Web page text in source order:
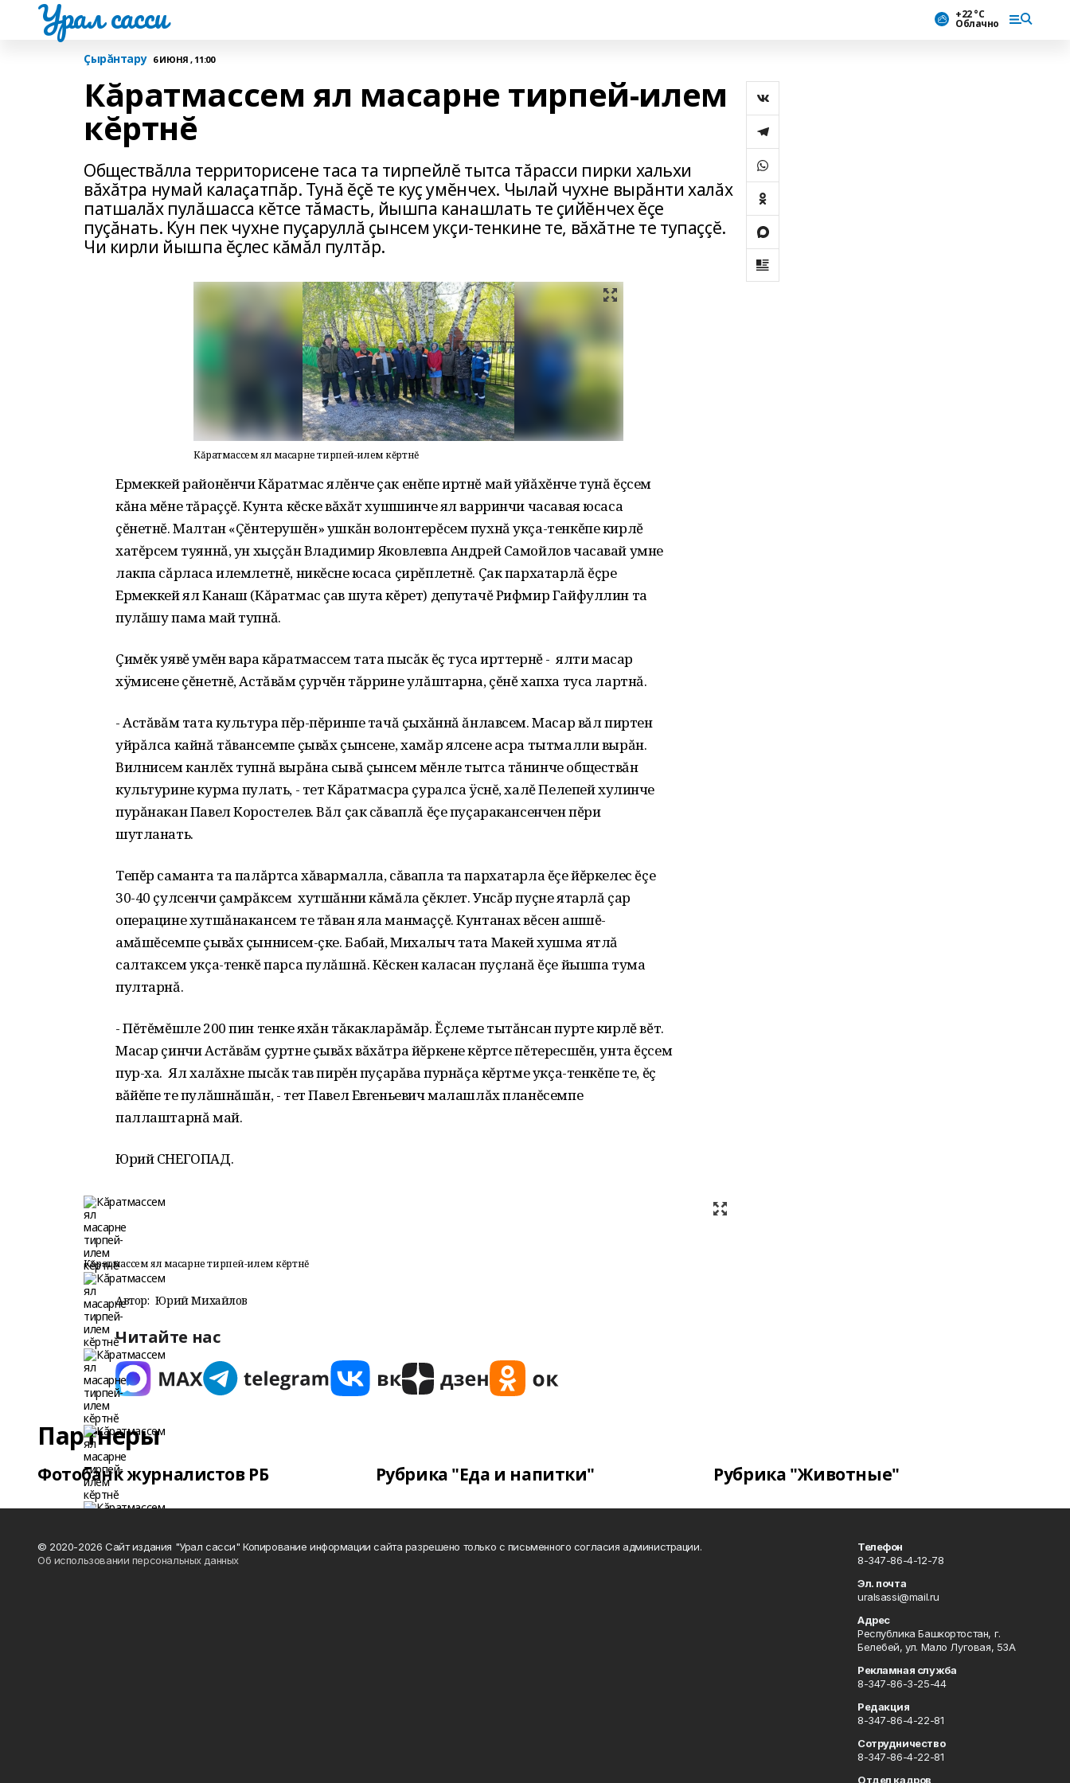
Урал сасси +22 °С
Облачно
Çырăнтару 6 ИЮНЯ , 11:00
Кăратмассем ял масарне тирпей-илем
кĕртнĕ
Обществăлла территорисене таса та тирпейлĕ тытса тăрасси пирки хальхи
вăхăтра нумай калаçатпăр. Тунă ĕçĕ те куç умĕнчех. Чылай чухне вырăнти халăх
патшалăх пулăшасса кĕтсе тăмасть, йышпа канашлать те çийĕнчех ĕçе
пуçăнать. Кун пек чухне пуçаруллă çынсем укçи-тенкине те, вăхăтне те тупаççĕ.
Чи кирли йышпа ĕçлес кăмăл пултăр.
Кăратмассем ял масарне тирпей-илем кĕртнĕ
Ермеккей районĕнчи Кăратмас ялĕнче çак енĕпе иртнĕ май уйăхĕнче тунă ĕçсем
кăна мĕне тăраççĕ. Кунта кĕске вăхăт хушшинче ял варринчи часавая юсаса
çĕнетнĕ. Малтан «Çĕнтерушĕн» ушкăн волонтерĕсем пухнă укçа-тенкĕпе кирлĕ
хатĕрсем туяннă, ун хыççăн Владимир Яковлевпа Андрей Самойлов часавай умне
лакпа сăрласа илемлетнĕ, никĕсне юсаса çирĕплетнĕ. Çак пархатарлă ĕçре
Ермеккей ял Канаш (Кăратмас çав шута кĕрет) депутачĕ Рифмир Гайфуллин та
пулăшу пама май тупнă.
Çимĕк уявĕ умĕн вара кăратмассем тата пысăк ĕç туса ирттернĕ - ялти масар
хÿмисене çĕнетнĕ, Астăвăм çурчĕн тăррине улăштарна, çĕнĕ хапха туса лартнă.
- Астăвăм тата культура пĕр-пĕринпе тачă çыхăннă ăнлавсем. Масар вăл пиртен
уйрăлса кайнă тăвансемпе çывăх çынсене, хамăр ялсене асра тытмалли вырăн.
Вилнисем канлĕх тупнă вырăна сывă çынсем мĕнле тытса тăнинче обществăн
культурине курма пулать, - тет Кăратмасра çуралса ÿснĕ, халĕ Пелепей хулинче
пурăнакан Павел Коростелев. Вăл çак сăваплă ĕçе пуçаракансенчен пĕри
шутланать.
Тепĕр саманта та палăртса хăвармалла, сăвапла та пархатарла ĕçе йĕркелес ĕçе
30-40 çулсенчи çамрăксем хутшăнни кăмăла çĕклет. Унсăр пуçне ятарлă çар
операцине хутшăнакансем те тăван яла манмаççĕ. Кунтанах вĕсен ашшĕ-
амăшĕсемпе çывăх çыннисем-çке. Бабай, Михалыч тата Макей хушма ятлă
салтаксем укçа-тенкĕ парса пулăшнă. Кĕскен каласан пуçланă ĕçе йышпа тума
пултарнă.
- Пĕтĕмĕшле 200 пин тенке яхăн тăкакларăмăр. Ĕçлеме тытăнсан пурте кирлĕ вĕт.
Масар çинчи Астăвăм çуртне çывăх вăхăтра йĕркене кĕртсе пĕтересшĕн, унта ĕçсем
пур-ха. Ял халăхне пысăк тав пирĕн пуçарăва пурнăçа кĕртме укçа-тенкĕпе те, ĕç
вăйĕпе те пулăшнăшăн, - тет Павел Евгеньевич малашлăх планĕсемпе
паллаштарнă май.
Юрий СНЕГОПАД.
Кăратмассем ял масарне тирпей-илем кĕртнĕ
Автор: Юрий Михайлов
Читайте нас
Партнеры
Фотобанк журналистов РБ Рубрика "Еда и напитки" Рубрика "Животные"
© 2020-2026 Сайт издания "Урал сасси" Копирование информации сайта разрешено только с письменного согласия администрации.
Об использовании персональных данных
Телефон
8-347-86-4-12-78
Эл. почта
uralsassi@mail.ru
Адрес
Республика Башкортостан, г.
Белебей, ул. Мало Луговая, 53А
Рекламная служба
8-347-86-3-25-44
Редакция
8-347-86-4-22-81
Сотрудничество
8-347-86-4-22-81
Отдел кадров